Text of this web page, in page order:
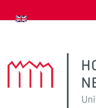
zum Inhalt springen